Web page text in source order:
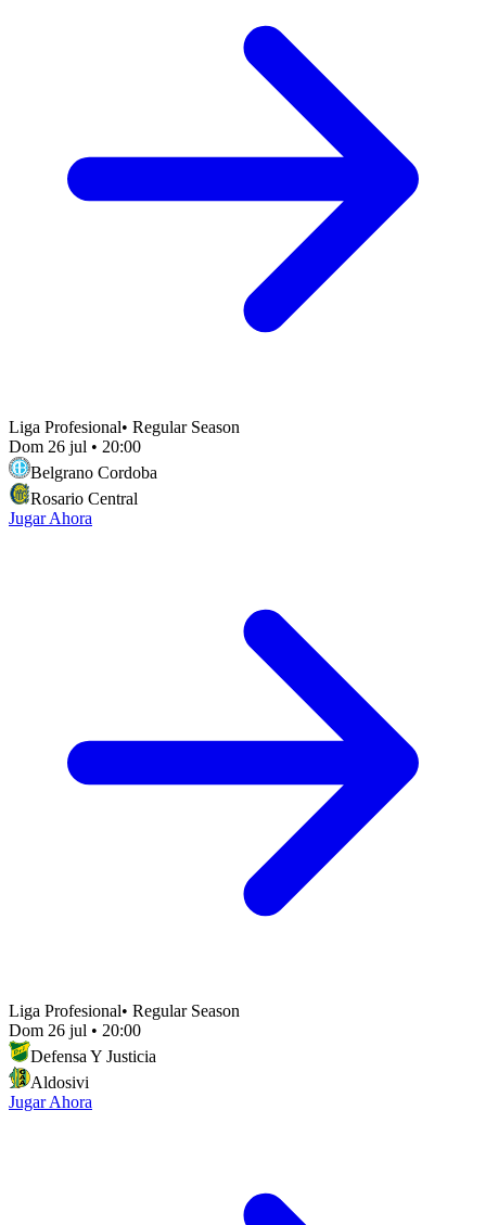
Liga Profesional• Regular Season
Dom 26 jul • 20:00
Belgrano Cordoba
Rosario Central
Jugar Ahora
Liga Profesional• Regular Season
Dom 26 jul • 20:00
Defensa Y Justicia
Aldosivi
Jugar Ahora